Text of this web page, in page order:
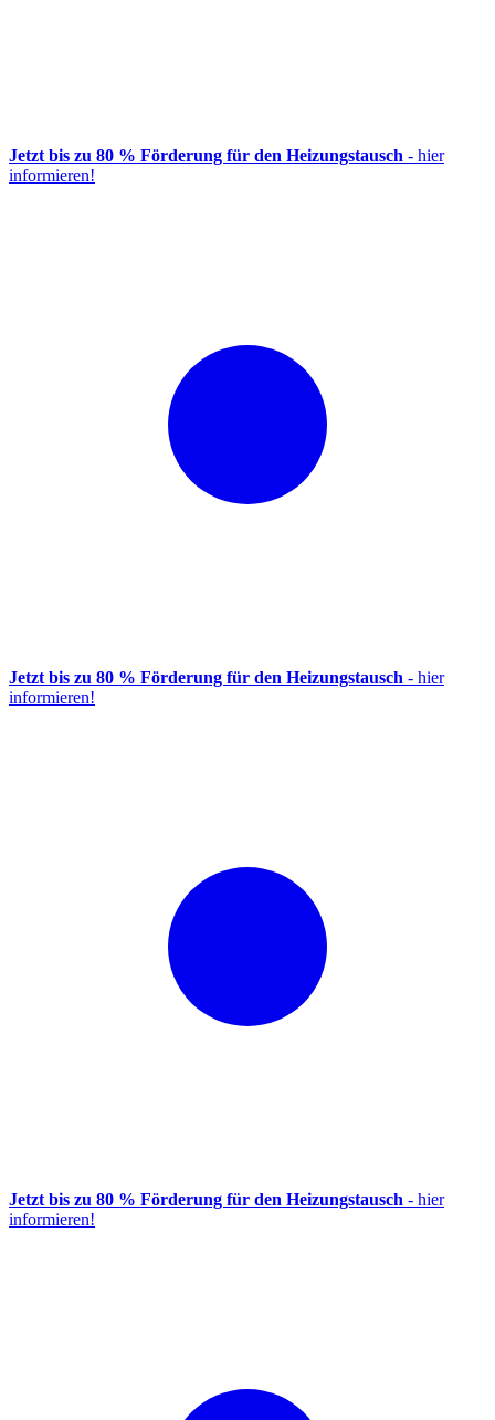
Jetzt bis zu 80 % Förderung für den Heizungstausch - hier
informieren!
Jetzt bis zu 80 % Förderung für den Heizungstausch - hier
informieren!
Jetzt bis zu 80 % Förderung für den Heizungstausch - hier
informieren!